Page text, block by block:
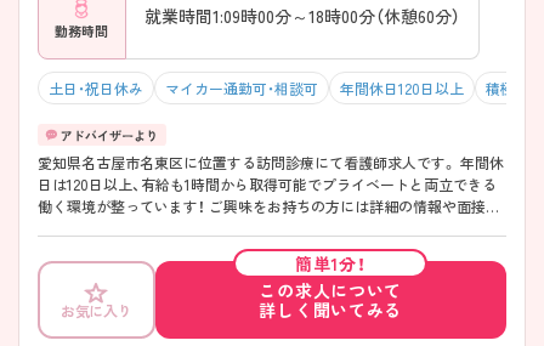
勤務時間
就業時間1:09時00分～18時00分（休憩60分）
土日・祝日休み マイカー通勤可・相談可 年間休日120日以上 積極採
愛知県名古屋市名東区に位置する訪問診療にて看護師求人です。 年間休
日は120日以上、有給も1時間から取得可能でプライベートと両立できる
働く環境が整っています！ ご興味をお持ちの方には詳細の情報や面接の
お気に入り
簡単1分！
この求人について
詳しく聞いてみる